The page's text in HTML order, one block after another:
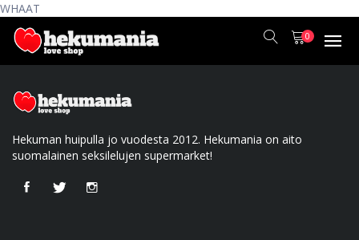
WHAAT
0
Hekuman huipulla jo vuodesta 2012. Hekumania on aito
suomalainen seksilelujen supermarket!